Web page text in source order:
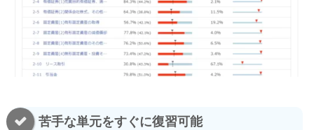
苦手な単元をすぐに復習可能